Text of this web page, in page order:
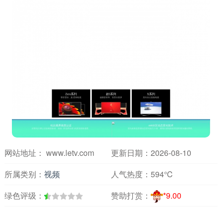
网站地址： www.letv.com
更新日期：2026-08-10
所属类别： 视频 人气热度： 594℃
绿色评级：
赞助打赏： *9.00